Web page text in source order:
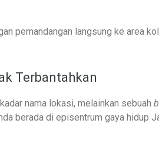
pemandangan langsung ke area
Terbantahkan
nama lokasi, melainkan sebuah
berada di episentrum gaya hidup